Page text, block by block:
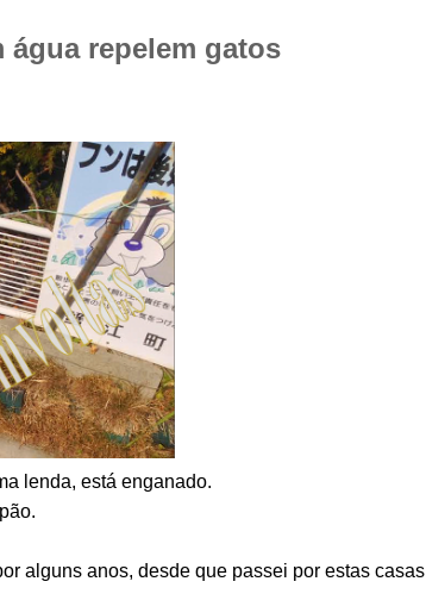
água repelem gatos
lenda, está enganado.
alguns anos, desde que passei por estas casas